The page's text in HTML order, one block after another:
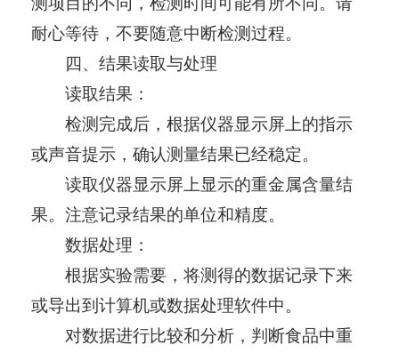
耐心等待，不要随意中断检测过程。
四、结果读取与处理
读取结果：
检测完成后，根据仪器显示屏上的指示
或声音提示，确认测量结果已经稳定。
读取仪器显示屏上显示的重金属含量结
果。注意记录结果的单位和精度。
数据处理：
根据实验需要，将测得的数据记录下来
或导出到计算机或数据处理软件中。
对数据进行比较和分析，判断食品中重